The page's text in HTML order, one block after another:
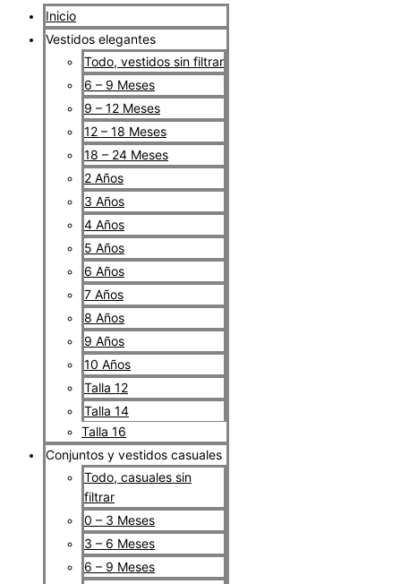
Inicio
Vestidos elegantes
Todo, vestidos sin filtrar
6 – 9 Meses
9 – 12 Meses
12 – 18 Meses
18 – 24 Meses
2 Años
3 Años
4 Años
5 Años
6 Años
7 Años
8 Años
9 Años
10 Años
Talla 12
Talla 14
Talla 16
Conjuntos y vestidos casuales
Todo, casuales sin
filtrar
0 – 3 Meses
3 – 6 Meses
6 – 9 Meses